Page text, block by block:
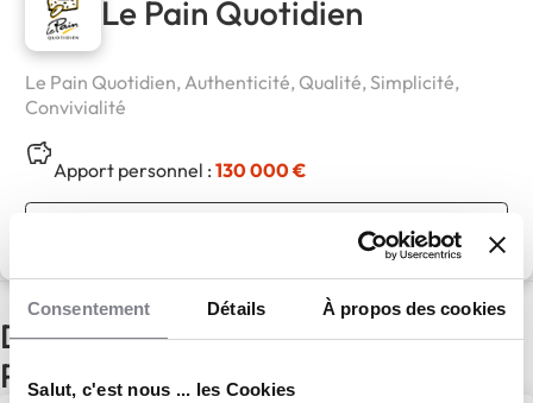
Consentement Détails À propos des cookies
Salut, c'est nous ... les Cookies
Le Pain Quotidien
Le Pain Quotidien, Authenticité, Qualité, Simplicité,
Convivialité
Apport personnel :130 000 €
D'autres actualités du réseau Le
Pain Quotidien